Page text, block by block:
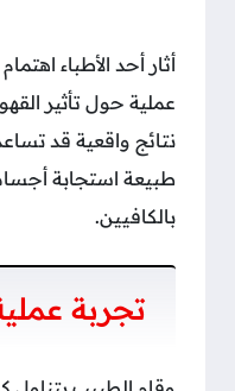
أثار أحد الأطباء
عملية حول تأثير
نتائج واقعية قد
طبيعة استجابة
بالكافيين.
تجربة